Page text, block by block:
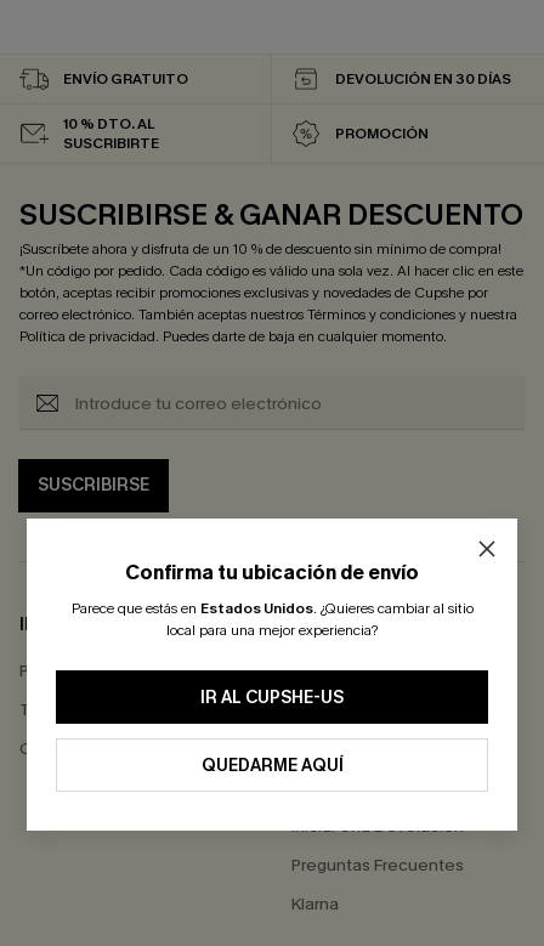
Confirma tu ubicación de envío
Parece que estás en Estados Unidos. ¿Quieres cambiar al sitio
local para una mejor experiencia?
IR AL CUPSHE-US
QUEDARME AQUÍ
ENVÍO GRATUITO DEVOLUCIÓN EN 30 DÍAS
10 % DTO. AL
SUSCRIBIRTE
PROMOCIÓN
SUSCRIBIRSE & GANAR DESCUENTO
¡Suscríbete ahora y disfruta de un 10 % de descuento sin mínimo de compra!
*Un código por pedido. Cada código es válido una sola vez. Al hacer clic en este
botón, aceptas recibir promociones exclusivas y novedades de Cupshe por
correo electrónico. También aceptas nuestrosTérminos y condicionesy nuestra
Política de privacidad. Puedes darte de baja en cualquier momento.
SUSCRIBIRSE
INFO DE EMPRESA
Política de Privacidad
Términos & Condiciones
Comentarios de Clientes
AYUDA
Contactarnos
Estado del Pedido
Devoluciones
Iniciar Una Devolución
Preguntas Frecuentes
Klarna